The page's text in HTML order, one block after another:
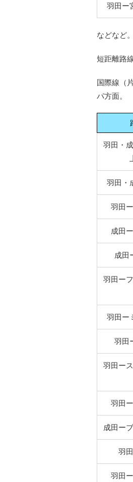
羽田ー
などなど。
短距離路
国際線（
パ方面。
羽田・
羽田・
羽田
成田
成田
羽田ー
羽田ー
羽田
羽田ー
羽田
成田ー
羽
羽田